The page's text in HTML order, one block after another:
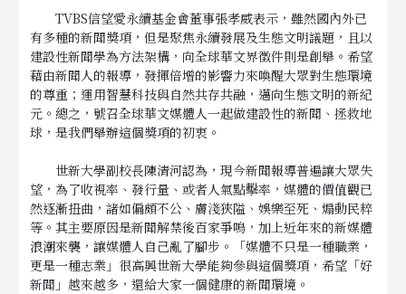
TVBS信望愛永續基金會董事張孝威表示，雖然國內外已
有多種的新聞獎項，但是聚焦永續發展及生態文明議題，且以
建設性新聞學為方法架構，向全球華文界徵件則是創舉。希望
藉由新聞人的報導，發揮倍增的影響力來喚醒大眾對生態環境
的尊重；運用智慧科技與自然共存共融，邁向生態文明的新紀
元。總之，號召全球華文媒體人一起做建設性的新聞、拯救地
球，是我們舉辦這個獎項的初衷。
世新大學副校長陳清河認為，現今新聞報導普遍讓大眾失
望，為了收視率、發行量、或者人氣點擊率，媒體的價值觀已
然逐漸扭曲，諸如偏頗不公、膚淺狹隘、娛樂至死、煽動民粹
等。其主要原因是新聞解禁後百家爭鳴，加上近年來的新媒體
浪潮來襲，讓媒體人自己亂了腳步。「媒體不只是一種職業，
更是一種志業」很高興世新大學能夠參與這個獎項，希望「好
新聞」越來越多，還給大家一個健康的新聞環境。